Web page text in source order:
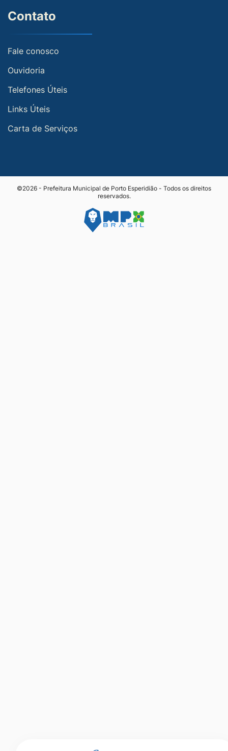
Contato
Fale conosco
Ouvidoria
Telefones Úteis
Links Úteis
Carta de Serviços
©2026 - Prefeitura Municipal de Porto Esperidião - Todos os direitos
reservados.